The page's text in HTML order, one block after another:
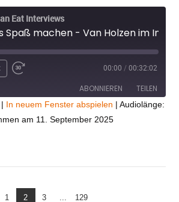
Eat Interviews
00:00 / 00:32:02
ABONNIEREN TEILEN
| In neuem Fenster abspielen |Audiolänge:
am 11. September 2025
1 2 3 129